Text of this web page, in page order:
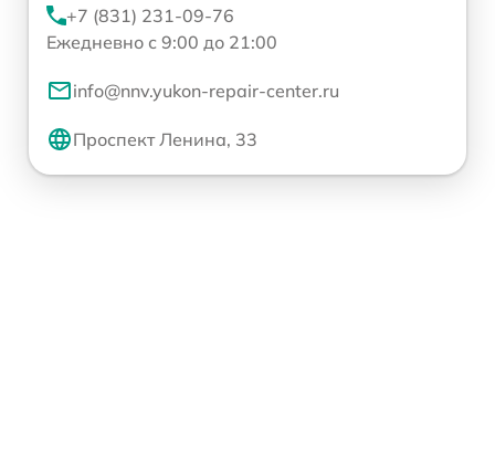
+7 (831) 231-09-76
Ежедневно с 9:00 до 21:00
info@nnv.yukon-repair-center.ru
Проспект Ленина, 33